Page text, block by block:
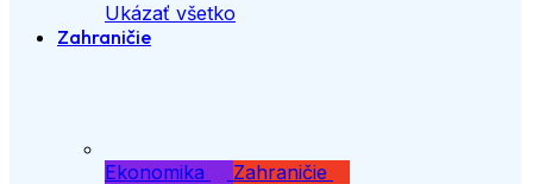
Ukázať všetko
Zahraničie
Ekonomika Zahraničie